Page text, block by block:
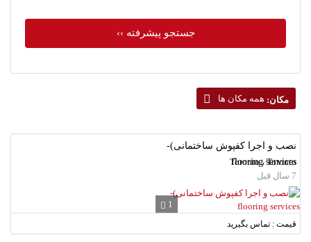
جستجو پیشرفته ››
مکان: همه مکان ها
نصب و اجرا کفپوش ساختمانی)-
flooring services
Toronto ، Toronto
7 سال قبل
1
قیمت : تماس بگیرید